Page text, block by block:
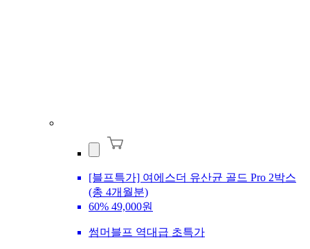
[블프특가] 여에스더 유산균 골드 Pro 2박스
(총 4개월분)
60% 49,000원
썸머블프 역대급 초특가